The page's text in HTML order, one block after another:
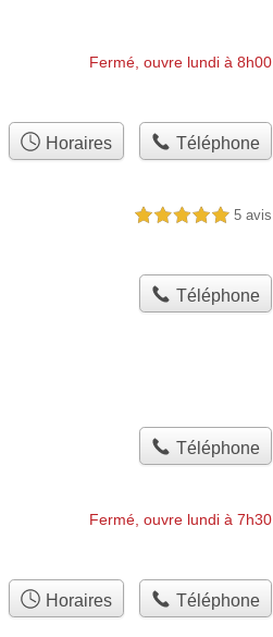
Fermé, ouvre lundi à 8h00
Horaires Téléphone
5,0 étoiles sur 5 5 avis
Téléphone
Téléphone
Fermé, ouvre lundi à 7h30
Horaires Téléphone